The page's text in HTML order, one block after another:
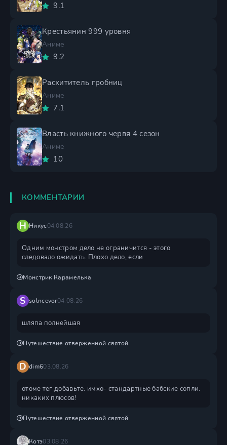
9.1
Крестьянин 999 уровня
Аниме
9.2
Расхититель гробниц
Аниме
7.1
Власть книжного червя 4 сезон
Аниме
10
КОММЕНТАРИИ
Н Никус04.08.26
Одним монстром дело не ограничится - этого
следовало ожидать. Плохо дело, если
Монстрик Карамелька
S solncevor04.08.26
шляпа полнейшая
Путешествие отверженной святой
D dim603.08.26
отоме тег добавьте. имхо- стандартные бабские сопли.
никаких плюсов!
Путешествие отверженной святой
Котэ03.08.26